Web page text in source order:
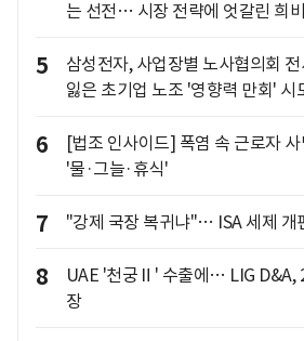
는 선전… 시장 전략에 엇갈린 희비
5
삼성전자, 사업장별 노사협의회
잃은 초기업 노조 '영향력 만회' 시
6
[법조 인사이드] 폭염 속 근로자
'물·그늘·휴식'
7 "강제 국장 복귀냐"… ISA 세제 개
8
UAE '천궁Ⅱ' 수출에… LIG D&A,
장